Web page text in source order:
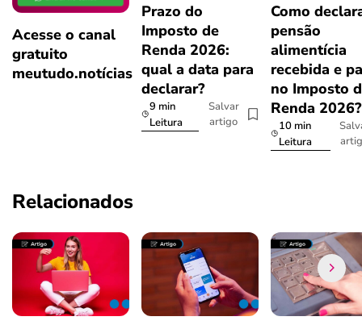
Acesse o canal
gratuito
meutudo.notícias
Prazo do
Imposto de
Renda 2026:
qual a data para
declarar?
9 min
Leitura
Salvar
artigo
Como
pensão
alimentícia
recebida e
no Imposto
Renda
10 min
Leitura
Relacionados